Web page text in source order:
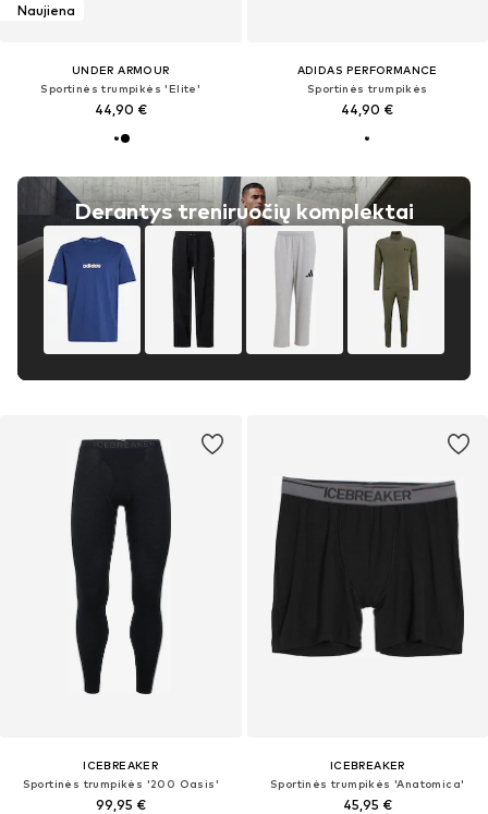
Naujiena
UNDER ARMOUR
Sportinės trumpikės 'Elite'
44,90 €
Derantys treniruočių komplektai
ADIDAS PERFORMANCE
Sportinės trumpikės
44,90 €
ICEBREAKER
Sportinės trumpikės '200 Oasis'
99,95 €
ICEBREAKER
Sportinės trumpikės 'Anatomica'
45,95 €